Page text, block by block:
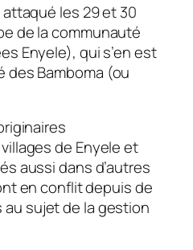
les 29 et 30
de la communauté
Enyele), qui s’en est
des Bamboma (ou
de Enyele et
aussi dans d’autres
en conflit depuis de
sujet de la gestion